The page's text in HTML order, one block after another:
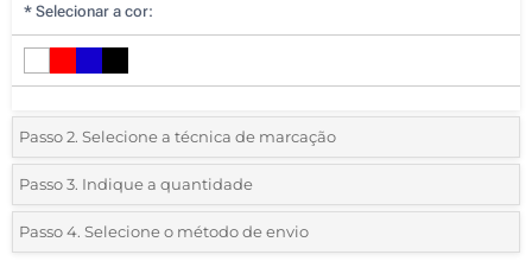
* Selecionar a cor:
Passo 2. Selecione a técnica de marcação
*Selecione o tipo de marcação e as cores do logotipo:
1 Cor (Num lado)
Passo 3. Indique a quantidade
*Pedido mínimo 30 (total de pedido)
Passo 4. Selecione o método de envio